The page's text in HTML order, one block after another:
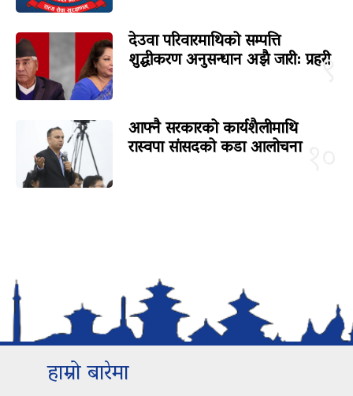
९
देउवा परिवारमाथिको सम्पत्ति
शुद्धीकरण अनुसन्धान अझै जारी: प्रहरी
आफ्नै सरकारको कार्यशैलीमाथि
रास्वपा सांसदको कडा आलोचना
हाम्रो बारेमा